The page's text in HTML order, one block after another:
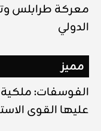
معركة طرابلس
الدولي
مميز
الفوسفات:
عليها القوى